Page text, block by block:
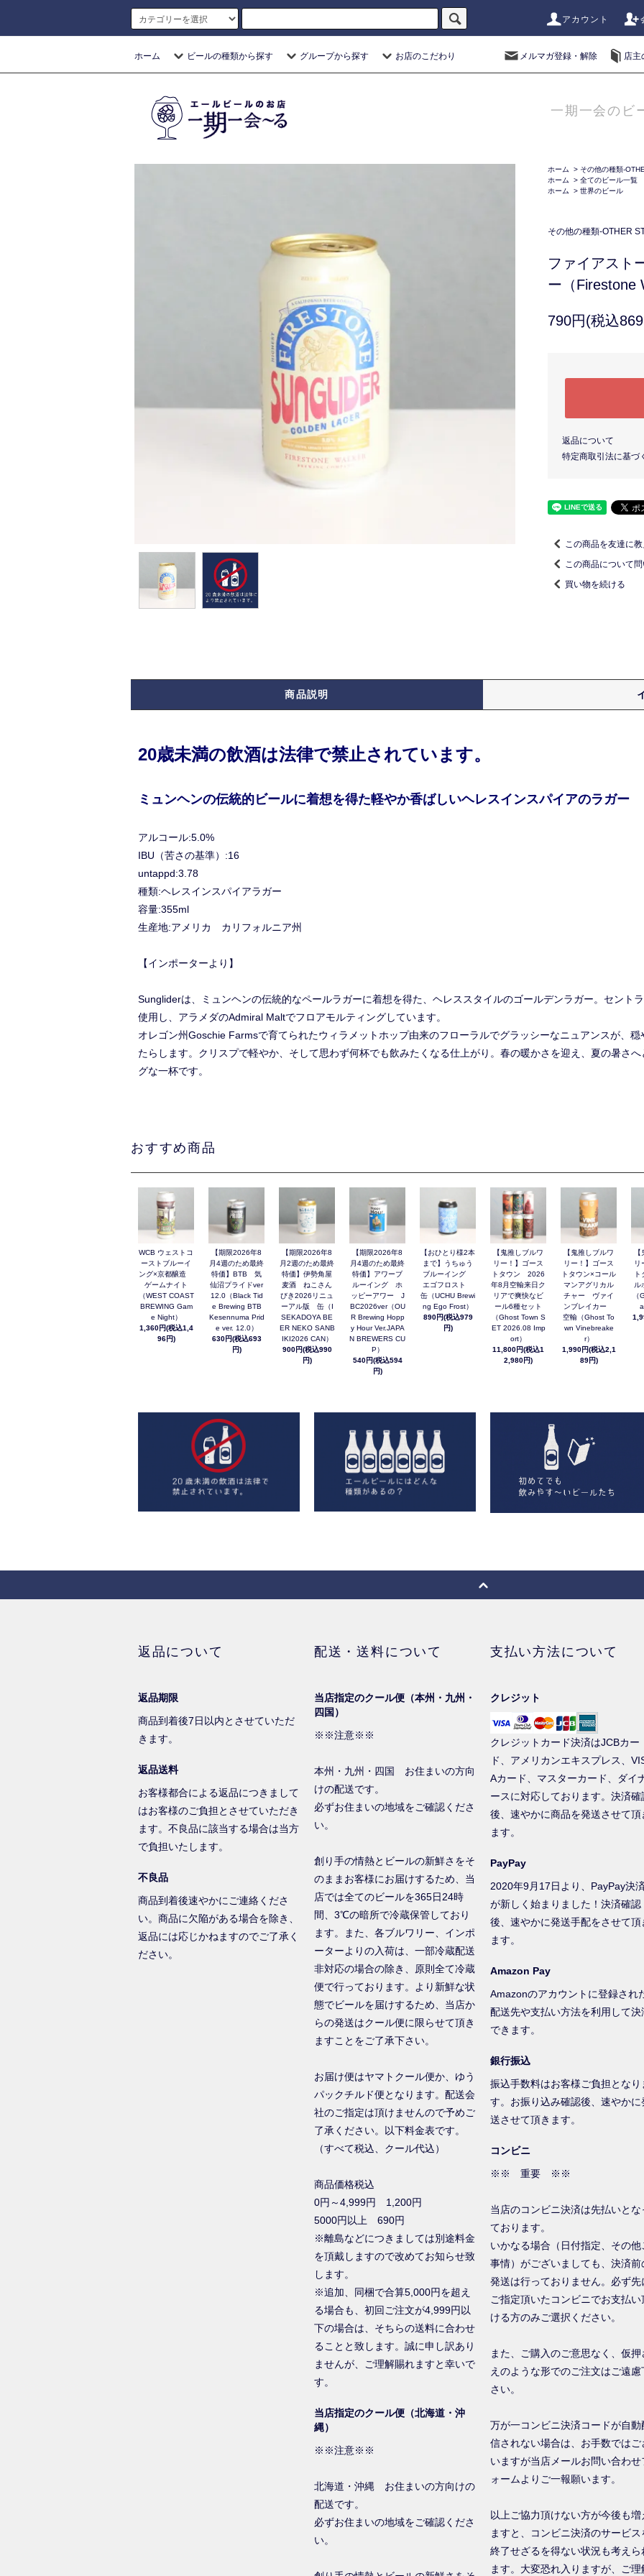
アカウント
ホーム ビールの種類から探す グループから探す お店のこだわり メルマガ登録・解除 店主
一期一会のビ
ホーム > その他の種類-
ホーム
> 全てのビール一覧
ホーム
> 世界のビール
その他の種類-OTHER
ファイアスト
ー（Firestone
790円(税込
返品について
特定商取引法に基づ
この商品を友達に
この商品について
買い物を続ける
商品説明
20歳未満の飲酒は法律で禁止されています。
ミュンヘンの伝統的ビールに着想を得た軽やか香ばしいヘレスインスパイアのラガー
アルコール:5.0%
IBU（苦さの基準）:16
untappd:3.78
種類:ヘレスインスパイアラガー
容量:355ml
生産地:アメリカ カリフォルニア州
【インポーターより】
Sungliderは、ミュンヘンの伝統的なペールラガーに着想を得た、ヘレススタイルのゴールデンラガー。セント
使用し、アラメダのAdmiral Maltでフロアモルティングしています。
オレゴン州Goschie Farmsで育てられたウィラメットホップ由来のフローラルでグラッシーなニュアンスが、
たらします。クリスプで軽やか、そして思わず何杯でも飲みたくなる仕上がり。春の暖かさを迎え、夏の暑さ
グな一杯です。
おすすめ商品
WCB ウェストコ
ーストブルーイ
ング×京都醸造
ゲームナイト
（WEST COAST
BREWING Gam
e Night）
1,360円(税込1,4
96円)
【期限2026年8
月4週のため最終
特価】BTB 気
仙沼プライドver
12.0（Black Tid
e Brewing BTB
Kesennuma Prid
e ver. 12.0）
630円(税込693
円)
【期限2026年8
月2週のため最終
特価】伊勢角屋
麦酒 ねこさん
びき2026リニュ
ーアル版 缶（I
SEKADOYA BE
ER NEKO SANB
IKI2026 CAN）
900円(税込990
円)
【期限2026年8
月4週のため最終
特価】アワーブ
ルーイング ホ
ッピーアワー J
BC2026ver（OU
R Brewing Hopp
y Hour Ver.JAPA
N BREWERS CU
P）
540円(税込594
円)
【おひとり様2本
まで】うちゅう
ブルーイング
エゴフロスト
缶（UCHU Brewi
ng Ego Frost）
890円(税込979
円)
【鬼推しブルワ
リー！】ゴース
トタウン 2026
年8月空輸来日ク
リアで爽快なビ
ール6種セット
（Ghost Town S
ET 2026.08 Imp
ort）
11,800円(税込1
2,980円)
【鬼推しブルワ
リー！】ゴース
トタウン×コール
マンアグリカル
チャー ヴァイ
ンブレイカー
空輸（Ghost To
wn Vinebreake
r）
1,990円(税込2,1
89円)
リ
ル
（
返品について
返品期限
商品到着後7日以内とさせていただ
きます。
返品送料
お客様都合による返品につきまして
はお客様のご負担とさせていただき
ます。不良品に該当する場合は当方
で負担いたします。
不良品
商品到着後速やかにご連絡くださ
い。商品に欠陥がある場合を除き、
返品には応じかねますのでご了承く
ださい。
配送・送料について
当店指定のクール便（本州・九州・
四国）
※※注意※※
本州・九州・四国 お住まいの方向
けの配送です。
必ずお住まいの地域をご確認くださ
い。
創り手の情熱とビールの新鮮さをそ
のままお客様にお届けするため、当
店では全てのビールを365日24時
間、3℃の暗所で冷蔵保管しており
ます。また、各ブルワリー、インポ
ーターよりの入荷は、一部冷蔵配送
非対応の場合の除き、原則全て冷蔵
便で行っております。より新鮮な状
態でビールを届けするため、当店か
らの発送はクール便に限らせて頂き
ますことをご了承下さい。
お届け便はヤマトクール便か、ゆう
パックチルド便となります。配送会
社のご指定は頂けませんので予めご
了承ください。以下料金表です。
（すべて税込、クール代込）
商品価格税込
0円～4,999円 1,200円
5000円以上 690円
※離島などにつきましては別途料金
を頂戴しますので改めてお知らせ致
します。
※追加、同梱で合算5,000円を超え
る場合も、初回ご注文が4,999円以
下の場合は、そちらの送料に合わせ
ることと致します。誠に申し訳あり
ませんが、ご理解賜れますと幸いで
す。
当店指定のクール便（北海道・沖
縄）
※※注意※※
北海道・沖縄 お住まいの方向けの
配送です。
必ずお住まいの地域をご確認くださ
い。
支払い方法について
クレジット
クレジットカード決済はJCBカー
ド、アメリカンエキスプレス、
Aカード、マスターカード、ダイ
ースに対応しております。決済確
後、速やかに商品を発送させて頂
ます。
PayPay
2020年9月17日より、PayPay決
が新しく始まりました！決済確認
後、速やかに発送手配をさせて頂
ます。
Amazon Pay
Amazonのアカウントに登録され
配送先や支払い方法を利用して決
できます。
銀行振込
振込手数料はお客様ご負担となり
す。お振り込み確認後、速やかに
送させて頂きます。
コンビニ
※※ 重要 ※※
当店のコンビニ決済は先払いとな
ております。
いかなる場合（日付指定、その他
事情）がございましても、決済前
発送は行っておりません。必ず先
ご指定頂いたコンビニでお支払い
ける方のみご選択ください。
また、ご購入のご意思なく、仮押
えのような形でのご注文はご遠慮
さい。
万が一コンビニ決済コードが自動
信されない場合は、お手数ではご
いますが当店メールお問い合わせ
ォームよりご一報願います。
以上ご協力頂けない方が今後も増
ますと、コンビニ決済のサービス
終了せざるを得ない状況も考えら
ます。大変恐れ入りますが、ご理